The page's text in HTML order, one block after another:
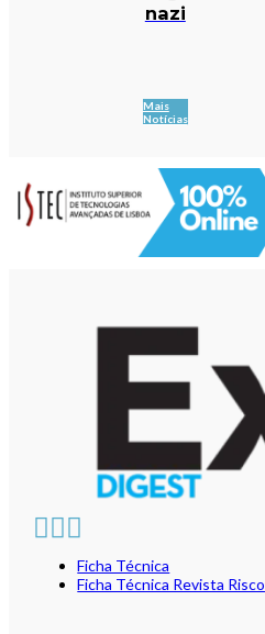
nazi
Mais
Notícias
Ficha Técnica
Ficha Técnica Revista Risco